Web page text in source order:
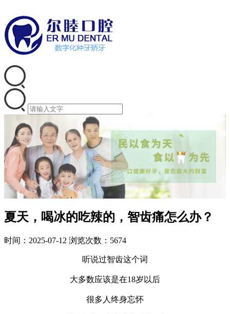
夏天，喝冰的吃辣的，智齿痛怎么办？
时间：2025-07-12 浏览次数：5674
听说过智齿这个词
大多数应该是在18岁以后
很多人终身忘怀